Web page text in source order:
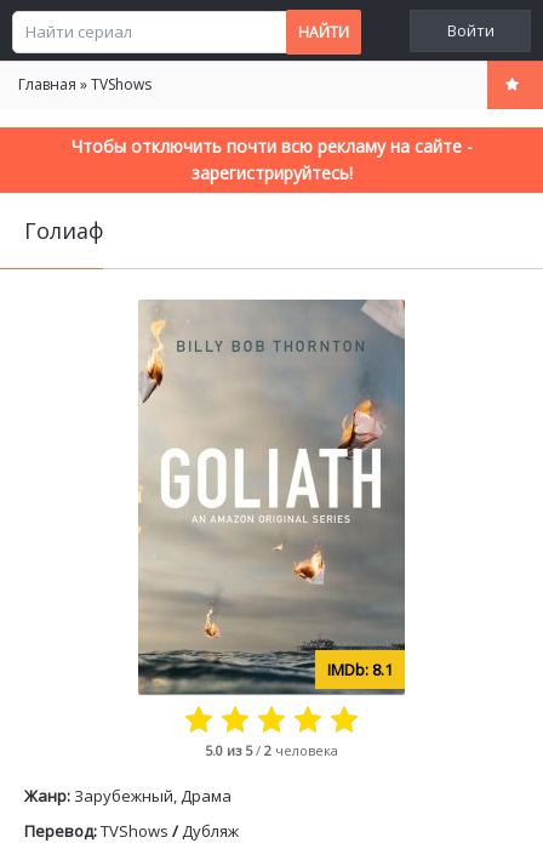
Войти
Главная »TVShows
Чтобы отключить почти всю рекламу на сайте -
зарегистрируйтесь!
Голиаф
8.1
5.0 из 5/ 2 человека
Жанр: Зарубежный, Драма
Перевод:TVShows / Дубляж